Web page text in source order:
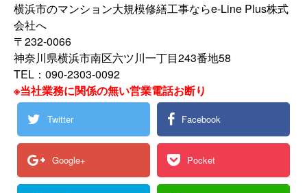
横浜市のマンション大規模修繕工事ならe-Line Plus株式
会社へ
〒232-0066
神奈川県横浜市南区六ツ川一丁目243番地58
TEL：090-2303-0092
※当社業務に関係の無い営業電話お断り
Twitter Facebook
Google+ Pocket